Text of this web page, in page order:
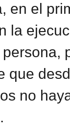
en el
la
que
no